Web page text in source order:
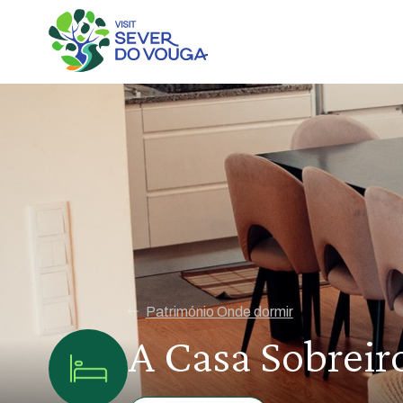
Património Onde dormir
A Casa